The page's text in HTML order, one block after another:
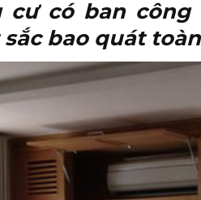
cư có ban
bao quát